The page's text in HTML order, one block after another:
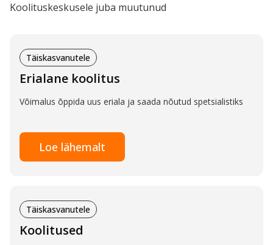
Koolituskeskusele juba muutunud
Täiskasvanutele
Erialane koolitus
Võimalus õppida uus eriala ja saada nõutud spetsialistiks
Loe lähemalt
Täiskasvanutele
Koolitused